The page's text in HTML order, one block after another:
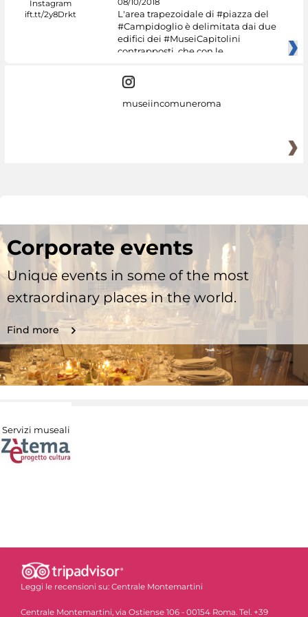
08/10/2018
L'area trapezoidale di #piazza del
#Campidoglio è delimitata dai due
edifici dei #MuseiCapitolini
contrapposti, che con le
museiincomuneroma
Corporate events
Unique events in some of the most
extraordinary places in the world.
Find more
Servizi museali
Leggi le recensioni su: Centrale Montemartini
Centrale Montemartini, via Ostiense 106 - 00154 Roma. Tel. +39